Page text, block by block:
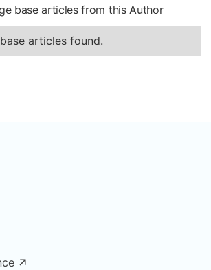
base articles from this Author
articles found.